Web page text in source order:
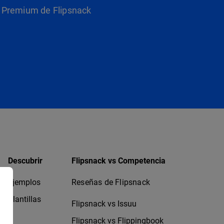
de Flipsnack
Descubrir
Ejemplos
Plantillas
Flipsnack vs Competencia
Reseñas de Flipsnack
Flipsnack vs Issuu
Flipsnack vs Flippingbook